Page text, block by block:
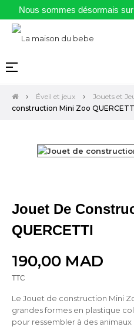
Nous sommes désormais
Basculer
navigation
☰
Éveil et jeux Jouets et
construction Mini Zoo
Jouet De
QUERCETTI
190,00 MAD
TTC
Le Jouet de construction Mini
grandes formes en plastique
pour ressembler à des